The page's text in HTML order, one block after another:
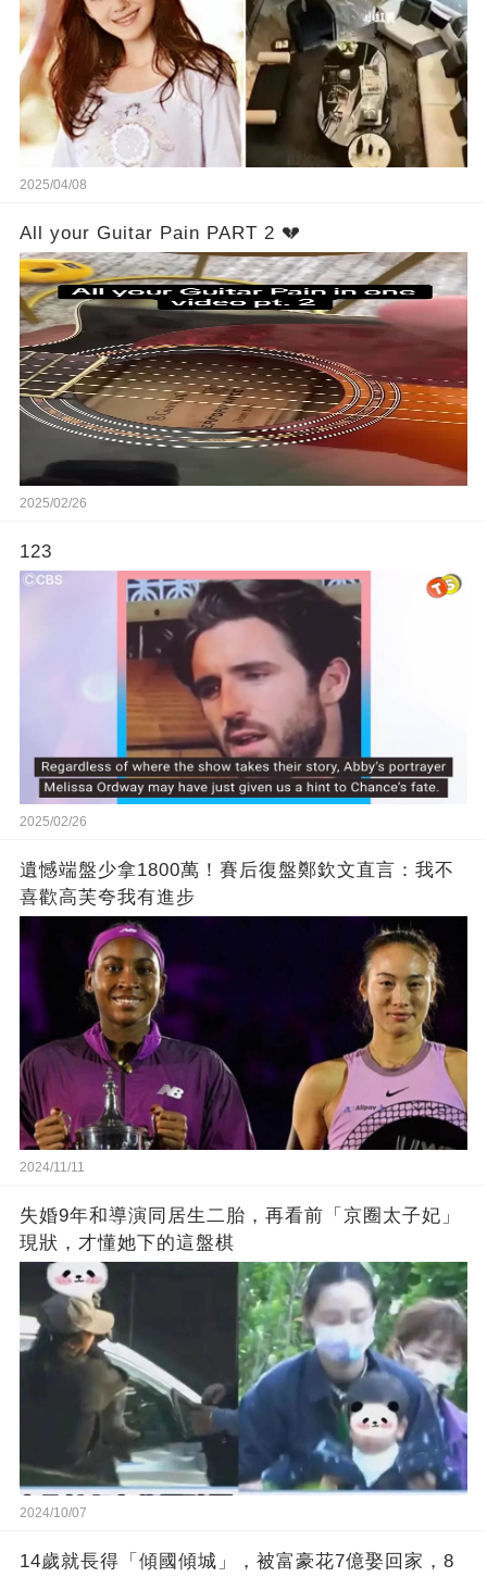
2025/04/08
All your Guitar Pain PART 2 💔
2025/02/26
123
2025/02/26
遺憾端盤少拿1800萬！賽后復盤鄭欽文直言：我不
喜歡高芙夸我有進步
2024/11/11
失婚9年和導演同居生二胎，再看前「京圈太子妃」
現狀，才懂她下的這盤棋
2024/10/07
14歲就長得「傾國傾城」，被富豪花7億娶回家，8